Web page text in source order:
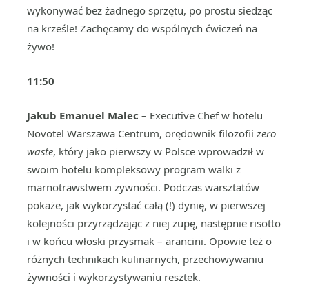
wykonywać bez żadnego sprzętu, po prostu siedząc
na krześle! Zachęcamy do wspólnych ćwiczeń na
żywo!
11:50
Jakub Emanuel Malec – Executive Chef w hotelu
Novotel Warszawa Centrum, orędownik filozofii zero
waste, który jako pierwszy w Polsce wprowadził w
swoim hotelu kompleksowy program walki z
marnotrawstwem żywności. Podczas warsztatów
pokaże, jak wykorzystać całą (!) dynię, w pierwszej
kolejności przyrządzając z niej zupę, następnie risotto
i w końcu włoski przysmak – arancini. Opowie też o
różnych technikach kulinarnych, przechowywaniu
żywności i wykorzystywaniu resztek.